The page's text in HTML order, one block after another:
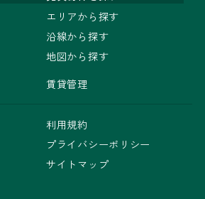
エリアから探す
沿線から探す
地図から探す
賃貸管理
利用規約
プライバシーポリシー
サイトマップ